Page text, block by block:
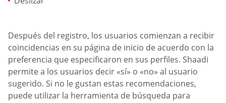
Después del registro, los usuarios comienzan a recibir
coincidencias en su página de inicio de acuerdo con la
preferencia que especificaron en sus perfiles. Shaadi
permite a los usuarios decir «sí» o «no» al usuario
sugerido. Si no le gustan estas recomendaciones,
puede utilizar la herramienta de búsqueda para